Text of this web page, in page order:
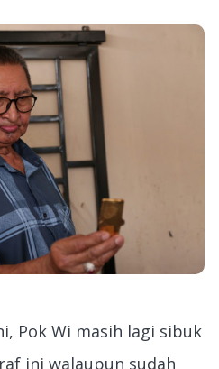
Pok Wi masih lagi sibuk
ini walaupun sudah